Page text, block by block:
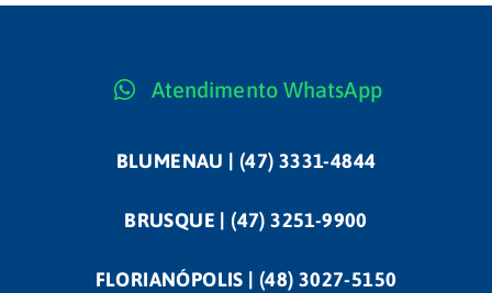
Atendimento WhatsApp
BLUMENAU | (47) 3331-4844
BRUSQUE | (47) 3251-9900
FLORIANÓPOLIS | (48) 3027-5150